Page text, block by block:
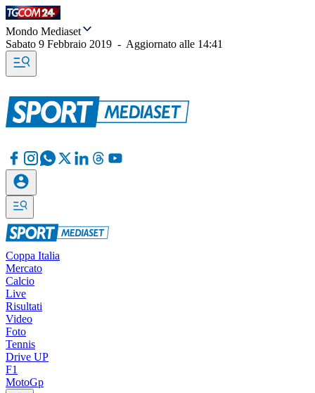
Mondo Mediaset
Sabato 9 Febbraio 2019 - Aggiornato alle 14:41
Coppa Italia
Mercato
Calcio
Live
Risultati
Video
Foto
Tennis
Drive UP
F1
MotoGp